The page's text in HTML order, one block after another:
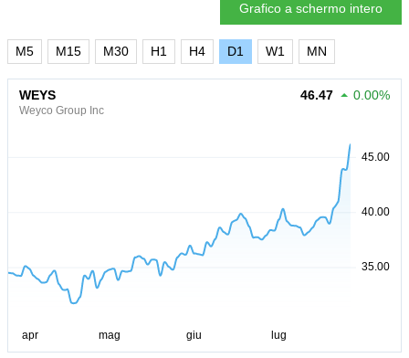
Grafico a schermo intero
M5 M15 M30 H1 H4 D1 W1 MN
WEYS
Weyco Group Inc
46.47 0.00%